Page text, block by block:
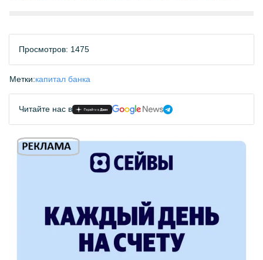
Просмотров: 1475
Метки:капитал банка
Читайте нас в